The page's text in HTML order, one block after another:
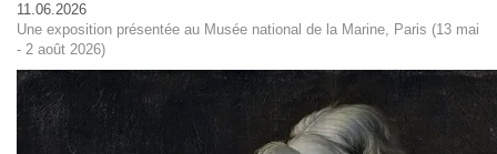
11.06.2026
Une exposition présentée au Musée national de la Marine, Paris (13 mai
- 2 août 2026)